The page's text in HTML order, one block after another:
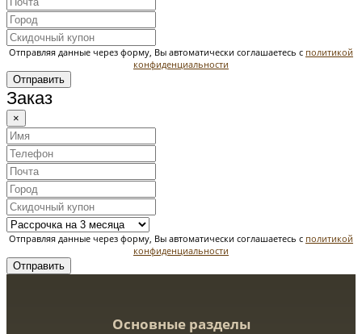
Отправляя данные через форму, Вы автоматически соглашаетесь с политикой
конфиденциальности
Отправить
Заказ
×
Отправляя данные через форму, Вы автоматически соглашаетесь с политикой
конфиденциальности
Отправить
Основные разделы